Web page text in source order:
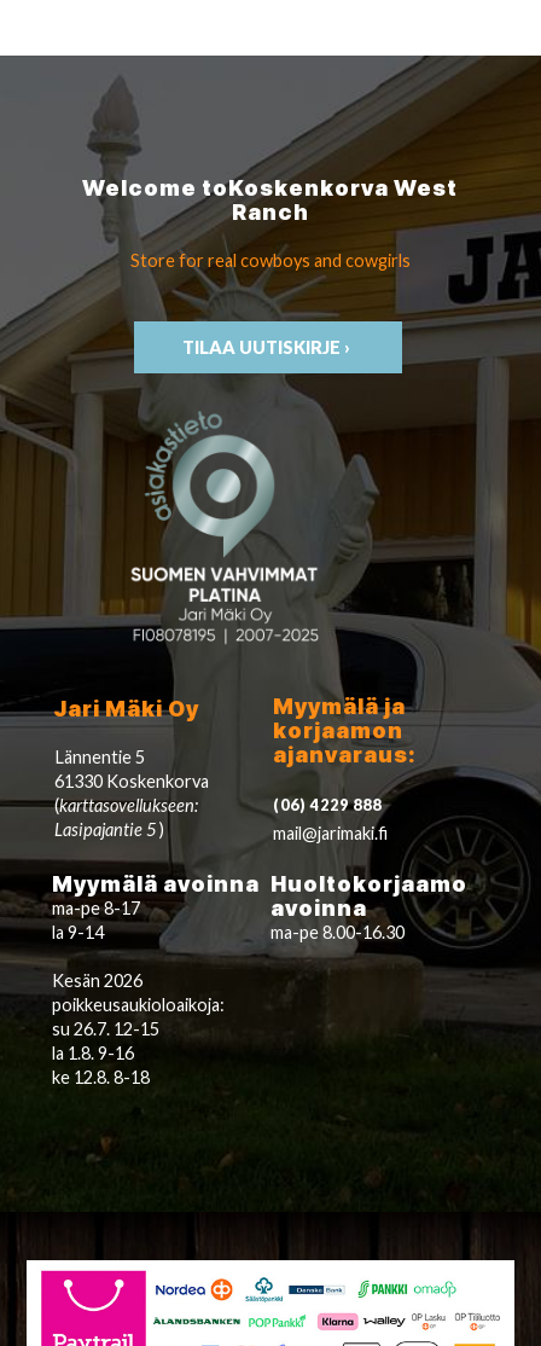
Welcome toKoskenkorvaWest
Ranch
Store for real cowboys and cowgirls
TILAA UUTISKIRJE ›
Jari Mäki Oy
Lännentie 5
61330 Koskenkorva
(karttasovellukseen:
Lasipajantie 5)
Myymälä ja
korjaamon
ajanvaraus:
(06) 4229 888
mail@jarimaki.fi
Myymälä avoinna
ma-pe 8-17
la 9-14
Kesän 2026
poikkeusaukioloaikoja:
su 26.7. 12-15
la 1.8. 9-16
ke 12.8. 8-18
Huoltokorjaamo
avoinna
ma-pe 8.00-16.30